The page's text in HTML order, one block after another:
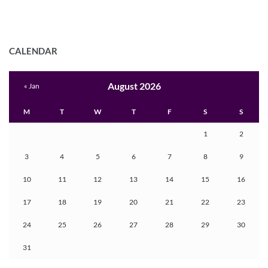
CALENDAR
August 2026
M T W T F S S
1 2
3 4 5 6 7 8 9
10 11 12 13 14 15 16
17 18 19 20 21 22 23
24 25 26 27 28 29 30
31
« Jan